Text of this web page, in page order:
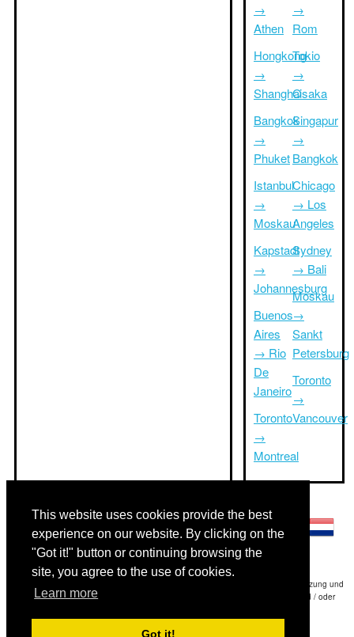
This website uses cookies provide the best
experience on our website. By clicking on the
"Got it!" button or continuing browsing the
site, you agree to the use of cookies.
Learn more
Got it!
→
Athen
Hongkong
→
Shanghai
Bangkok
→
Phuket
Istanbul
→
Moskau
Kapstadt
→
Johannesburg
Buenos
Aires
→ Rio
De
Janeiro
Toronto
→
Montreal
→
Rom
Tokio
→
Osaka
Singapur
→
Bangkok
Chicago
→ Los
Angeles
Sydney
→ Bali
Moskau
→
Sankt
Petersburg
Toronto
→
Vancouver
Haftungsausschluss: Die Informationen auf dieser Website ist unsere beste Schätzung und
für nur Ihre Referenz.Triptimeto.com haftet nicht für jede Reise Verzögerung und / oder